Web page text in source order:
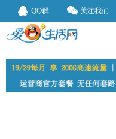
QQ群 关注我们